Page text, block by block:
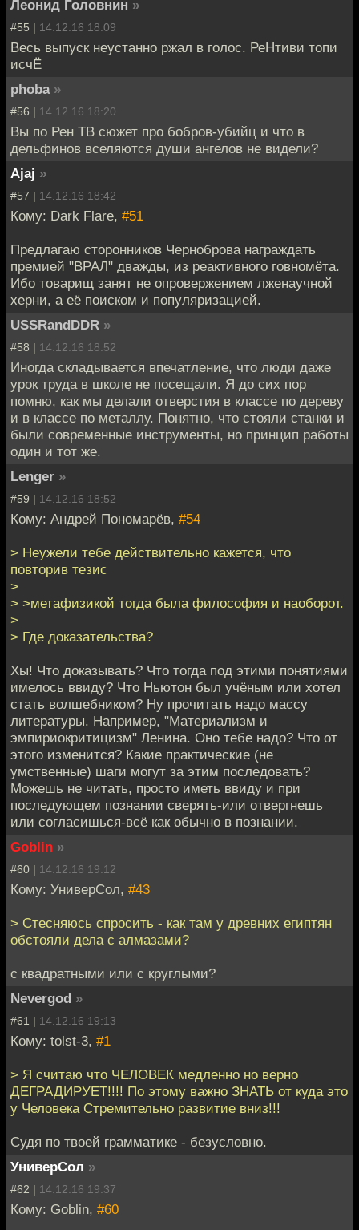
Леонид Головнин »
#55 | 14.12.16 18:09
Весь выпуск неустанно ржал в голос. РеНтиви топи
исчЁ
phoba »
#56 | 14.12.16 18:20
Вы по Рен ТВ сюжет про бобров-убийц и что в
дельфинов вселяются души ангелов не видели?
Ajaj »
#57 | 14.12.16 18:42
Кому: Dark Flare, #51
Предлагаю сторонников Черноброва награждать
премией "ВРАЛ" дважды, из реактивного говномёта.
Ибо товарищ занят не опровержением лженаучной
херни, а её поиском и популяризацией.
USSRandDDR »
#58 | 14.12.16 18:52
Иногда складывается впечатление, что люди даже
урок труда в школе не посещали. Я до сих пор
помню, как мы делали отверстия в классе по дереву
и в классе по металлу. Понятно, что стояли станки и
были современные инструменты, но принцип работы
один и тот же.
Lenger »
#59 | 14.12.16 18:52
Кому: Андрей Пономарёв, #54
> Неужели тебе действительно кажется, что
повторив тезис
>
> >метафизикой тогда была философия и наоборот.
>
> Где доказательства?
Хы! Что доказывать? Что тогда под этими понятиями
имелось ввиду? Что Ньютон был учёным или хотел
стать волшебником? Ну прочитать надо массу
литературы. Например, "Материализм и
эмпириокритицизм" Ленина. Оно тебе надо? Что от
этого изменится? Какие практические (не
умственные) шаги могут за этим последовать?
Можешь не читать, просто иметь ввиду и при
последующем познании сверять-или отвергнешь
или согласишься-всё как обычно в познании.
Goblin »
#60 | 14.12.16 19:12
Кому: УниверСол, #43
> Стесняюсь спросить - как там у древних египтян
обстояли дела с алмазами?
с квадратными или с круглыми?
Nevergod »
#61 | 14.12.16 19:13
Кому: tolst-3, #1
> Я считаю что ЧЕЛОВЕК медленно но верно
ДЕГРАДИРУЕТ!!!! По этому важно ЗНАТЬ от куда это
у Человека Стремительно развитие вниз!!!
Судя по твоей грамматике - безусловно.
УниверСол »
#62 | 14.12.16 19:37
Кому: Goblin, #60